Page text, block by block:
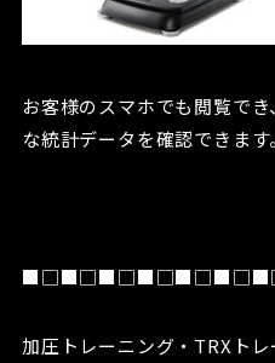
お客様のスマホでも閲覧で
な統計データを確認できます。
加圧トレーニング・TRXト